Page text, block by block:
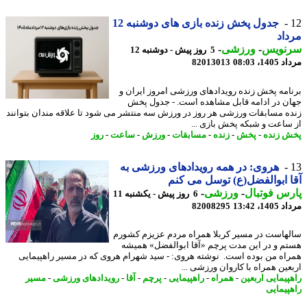
جدول پخش زنده بازی های دوشنبه 12
-ورزشی-
5 روز پیش - دوشنبه 12
08:03
82013013
پخش زنده رویدادهای ورزشی امروز ایران و
در ادامه قابل مشاهده است. - جدول پخش
مسابقات ورزشی هر روز در ورزش سه منتشر می شود تا علاقه مندان بتوانند
و شبکه پخش بازی ...
زنده -پخش-زنده -مسابقات-ورزش -ساعت-روز
هروی: در همه رویدادهای ورزشی به
ابوالفضل(ع) توسل می کنم
فوتبال-ورزشی-
6 روز پیش - یکشنبه 11
13:42
82008295
در مسیر کربلا همراه مردم عزیزم کشورم
و در این مدت پرچم «آقا ابوالفضل» همیشه
من بوده است. نوشته هروی: - سید شهرام هروی که در مسیر راهپیمایی
همراه با کاروان ورزشی ...
اربعین -همراه- راهپیمایی-پرچم-آقا - رویدادهای ورزشی -مسیر